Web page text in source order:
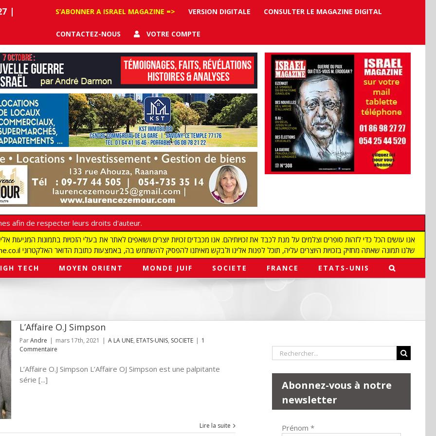
|
S’ABONNER A ISRAEL MAGAZINE => VERSION DIGITALE CONSULTER LE MAGAZINE DIGITAL
CONTACTEZ-NOUS VOTRE COMPTE
afin de respecter leurs droits d'auteur.
redaction@israelmagazine.co.il שלנו תמונה שאתה מחזיק בזכויות היוצרים עליה, תוכל לפנות אלינו ולבקש מאיתנו להפסיק להשתמש בה, באמצעות כתובת הדואר האלקטרוני
TECH MOYEN ORIENT MONDE JUIF SOCIETE FRANCE ETATS-UNIS
L’Affaire O.J Simpson
ParAndre | mars 17th, 2021 | A LA UNE, ETATS-UNIS, SOCIETE | 1
Commentaire
L’Affaire O.J Simpson L’Affaire OJ Simpson est une palpitante
série [...]
Lire la suite
Rechercher:
Abonnez-vous à notre
newsletter
Prénom *